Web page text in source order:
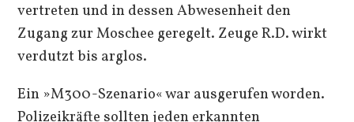
vertreten und in dessen Abwesenheit den
Zugang zur Moschee geregelt. Zeuge R.D. wirkt
verdutzt bis arglos.
Ein »M300-Szenario« war ausgerufen worden.
Polizeikräfte sollten jeden erkannten